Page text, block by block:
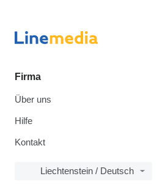
Firma
Über uns
Hilfe
Kontakt
Liechtenstein / Deutsch